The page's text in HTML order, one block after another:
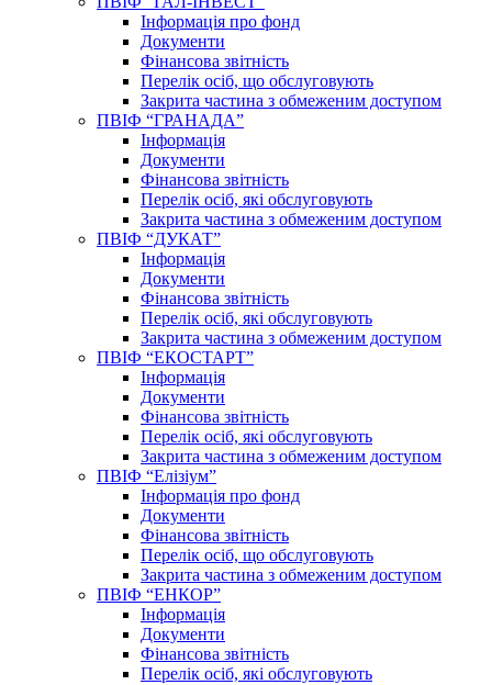
Інформація про фонд
Документи
Фінансова звітність
Перелік осіб, що обслуговують
Закрита частина з обмеженим доступом
ПВІФ “ГРАНАДА”
Інформація
Документи
Фінансова звітність
Перелік осіб, які обслуговують
Закрита частина з обмеженим доступом
ПВІФ “ДУКАТ”
Інформація
Документи
Фінансова звітність
Перелік осіб, які обслуговують
Закрита частина з обмеженим доступом
ПВІФ “ЕКОСТАРТ”
Інформація
Документи
Фінансова звітність
Перелік осіб, які обслуговують
Закрита частина з обмеженим доступом
ПВІФ “Елізіум”
Інформація про фонд
Документи
Фінансова звітність
Перелік осіб, що обслуговують
Закрита частина з обмеженим доступом
ПВІФ “ЕНКОР”
Інформація
Документи
Фінансова звітність
Перелік осіб, які обслуговують